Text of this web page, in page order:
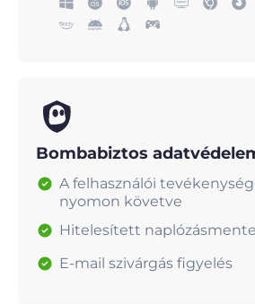
Bombabiztos
A felhasználói
nyomon követve
Hitelesített
E-mail szivárgás figyelés